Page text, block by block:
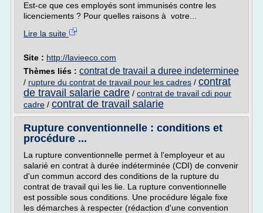
Est-ce que ces employés sont immunisés contre les
licenciements ? Pour quelles raisons à votre...
Lire la suite
Site : http://lavieeco.com
Thèmes liés : contrat de travail a duree indeterminee
/ rupture du contrat de travail pour les cadres / contrat
de travail salarie cadre / contrat de travail cdi pour
cadre / contrat de travail salarie
Rupture conventionnelle : conditions et
procédure ...
La rupture conventionnelle permet à l'employeur et au
salarié en contrat à durée indéterminée (CDI) de convenir
d'un commun accord des conditions de la rupture du
contrat de travail qui les lie. La rupture conventionnelle
est possible sous conditions. Une procédure légale fixe
les démarches à respecter (rédaction d'une convention